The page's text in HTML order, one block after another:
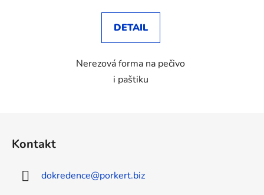
DETAIL
Nerezová forma na pečivo
i paštiku
Kontakt
dokredence@porkert.biz